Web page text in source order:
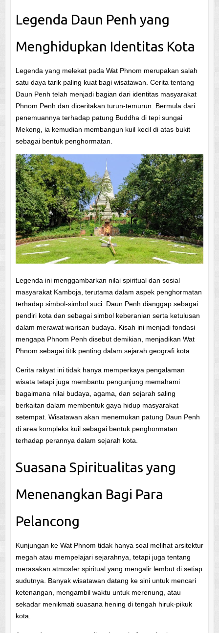
Legenda Daun Penh yang
Menghidupkan Identitas Kota
Legenda yang melekat pada Wat Phnom merupakan salah
satu daya tarik paling kuat bagi wisatawan. Cerita tentang
Daun Penh telah menjadi bagian dari identitas masyarakat
Phnom Penh dan diceritakan turun-temurun. Bermula dari
penemuannya terhadap patung Buddha di tepi sungai
Mekong, ia kemudian membangun kuil kecil di atas bukit
sebagai bentuk penghormatan.
Legenda ini menggambarkan nilai spiritual dan sosial
masyarakat Kamboja, terutama dalam aspek penghormatan
terhadap simbol-simbol suci. Daun Penh dianggap sebagai
pendiri kota dan sebagai simbol keberanian serta ketulusan
dalam merawat warisan budaya. Kisah ini menjadi fondasi
mengapa Phnom Penh disebut demikian, menjadikan Wat
Phnom sebagai titik penting dalam sejarah geografi kota.
Cerita rakyat ini tidak hanya memperkaya pengalaman
wisata tetapi juga membantu pengunjung memahami
bagaimana nilai budaya, agama, dan sejarah saling
berkaitan dalam membentuk gaya hidup masyarakat
setempat. Wisatawan akan menemukan patung Daun Penh
di area kompleks kuil sebagai bentuk penghormatan
terhadap perannya dalam sejarah kota.
Suasana Spiritualitas yang
Menenangkan Bagi Para
Pelancong
Kunjungan ke Wat Phnom tidak hanya soal melihat arsitektur
megah atau mempelajari sejarahnya, tetapi juga tentang
merasakan atmosfer spiritual yang mengalir lembut di setiap
sudutnya. Banyak wisatawan datang ke sini untuk mencari
ketenangan, mengambil waktu untuk merenung, atau
sekadar menikmati suasana hening di tengah hiruk-pikuk
kota.